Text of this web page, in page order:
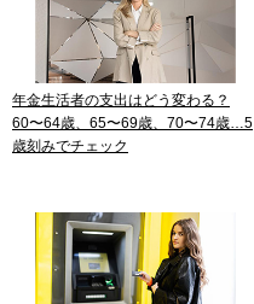
年金生活者の支出はどう変わる？
60〜64歳、65〜69歳、70〜74歳…5
歳刻みでチェック